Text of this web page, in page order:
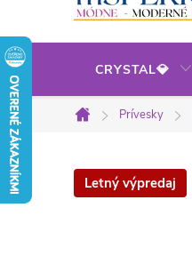
CRYSTAL💎
Domov
Prívesky
Letný výpredaj